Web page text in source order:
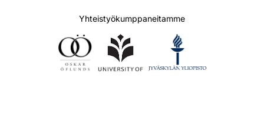
Yhteistyökumppaneitamme